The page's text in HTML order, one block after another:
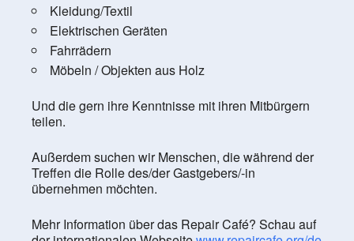
Kleidung/Textil
Elektrischen Geräten
Fahrrädern
Möbeln / Objekten aus Holz
Und die gern ihre Kenntnisse mit ihren Mitbürgern
teilen.
Außerdem suchen wir Menschen, die während der
Treffen die Rolle des/der Gastgebers/-in
übernehmen möchten.
Mehr Information über das Repair Café? Schau auf